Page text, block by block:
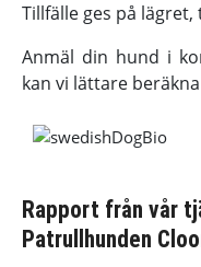
Tillfälle ges på lägret,
Anmäl din hund i
kan vi lättare
Rapport från vår
Patrullhunden